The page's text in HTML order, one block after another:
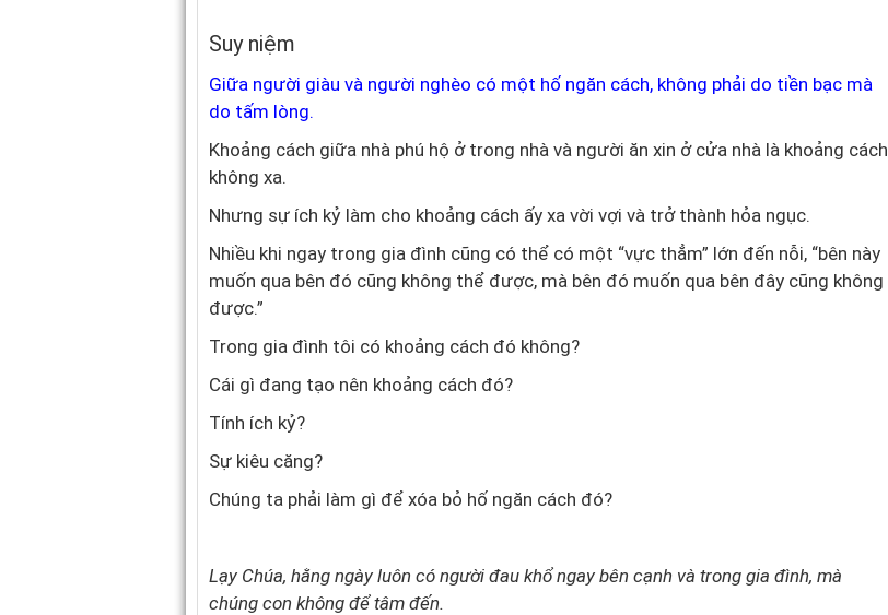
Suy niệm
Giữa người giàu và người nghèo có một hố ngăn cách, không phải do tiền bạc mà
do tấm lòng.
Khoảng cách giữa nhà phú hộ ở trong nhà và người ăn xin ở cửa nhà là khoảng cách
không xa.
Nhưng sự ích kỷ làm cho khoảng cách ấy xa vời vợi và trở thành hỏa ngục.
Nhiều khi ngay trong gia đình cũng có thể có một “vực thẳm” lớn đến nỗi, “bên này
muốn qua bên đó cũng không thể được, mà bên đó muốn qua bên đây cũng không
được.”
Trong gia đình tôi có khoảng cách đó không?
Cái gì đang tạo nên khoảng cách đó?
Tính ích kỷ?
Sự kiêu căng?
Chúng ta phải làm gì để xóa bỏ hố ngăn cách đó?
Lạy Chúa, hằng ngày luôn có người đau khổ ngay bên cạnh và trong gia đình, mà
chúng con không để tâm đến.